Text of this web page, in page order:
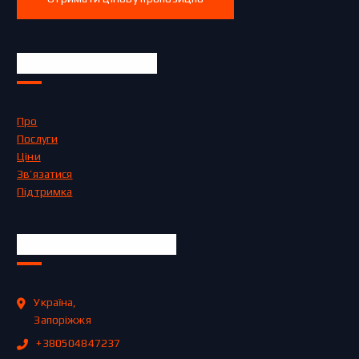
Про
Послуги
Ціни
Зв’язатися
Підтримка
Україна,
Запоріжжя
+380504847237